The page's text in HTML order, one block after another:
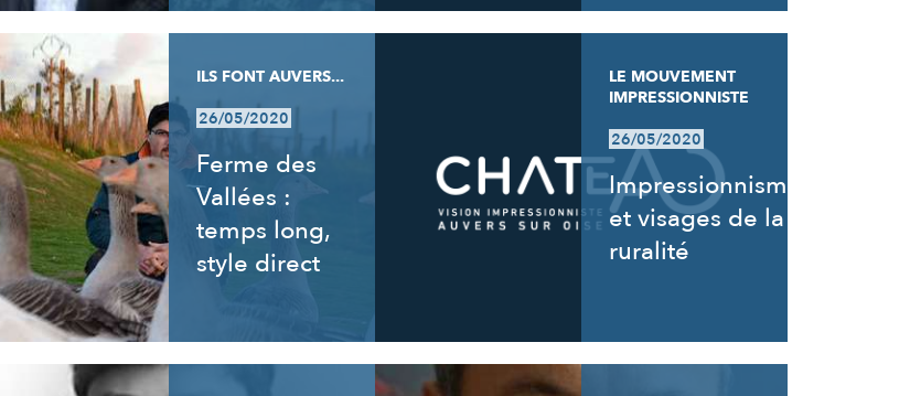
ILS FONT AUVERS...
26/05/2020
Ferme des
Vallées :
temps long,
style direct
LE MOUVEMENT
IMPRESSIONNISTE
26/05/2020
Impressionnisme
et visages de la
ruralité